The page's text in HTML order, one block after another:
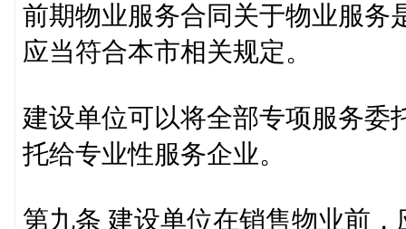
前期物业服务合同关于物业服务
应当符合本市相关规定。
建设单位可以将全部专项服务委
托给专业性服务企业。
第九条 建设单位在销售物业前